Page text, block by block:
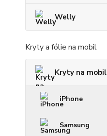
Welly
Kryty a fólie na mobil
Kryty na mobil
iPhone
Samsung